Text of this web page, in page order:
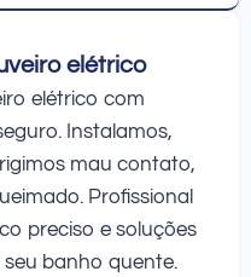
elétrico
elétrico com
Instalamos,
mau contato,
Profissional
preciso e soluções
banho quente.